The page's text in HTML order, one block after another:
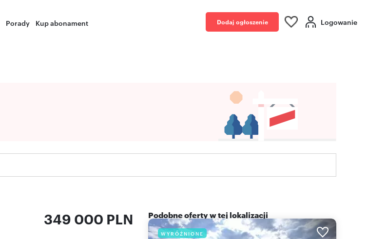
Porady Kup abonament Dodaj ogłoszenie Logowanie
349 000 PLN Podobne oferty w tej lokalizacji
WYRÓŻNIONE